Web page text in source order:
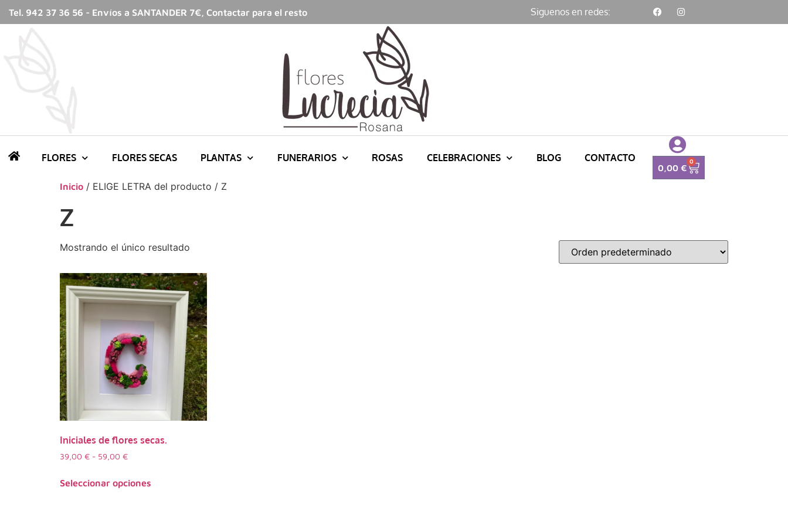
Tel. 942 37 36 56 - Envíos a SANTANDER 7€, Contactar para el resto Siguenos en redes:
FLORES FLORES SECAS PLANTAS FUNERARIOS ROSAS CELEBRACIONES BLOG CONTACTO
0,00€
0
Inicio / ELIGE LETRA del producto / Z
Z
Mostrando el único resultado
Iniciales de flores secas.
39,00 € - 59,00 €
Seleccionar opciones